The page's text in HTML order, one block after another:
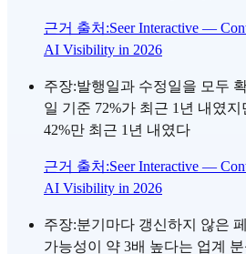
근거 출처 :Seer Interactive —
AI Visibility in 2026
주장:발행일과 수정일을 모두
일 기준 72%가 최근 1년 내였
42%만 최근 1년 내였다
근거 출처 :Seer Interactive —
AI Visibility in 2026
주장:분기마다 갱신하지 않은
가능성이 약 3배 높다는 업계